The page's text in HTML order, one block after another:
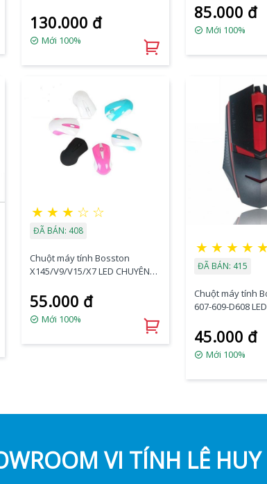
130.000 đ
Mới 100%
85.000 đ
Mới 100%
★ ★ ★ ☆ ☆
ĐÃ BÁN: 408
Chuột máy tính Bosston
X145/V9/V15/X7 LED CHUYÊN
55.000 đ
Mới 100%
★ ★ ★ ★
ĐÃ BÁN: 415
Chuột máy tính
607-609-D608
45.000 đ
Mới 100%
VI TÍNH LÊ HUY